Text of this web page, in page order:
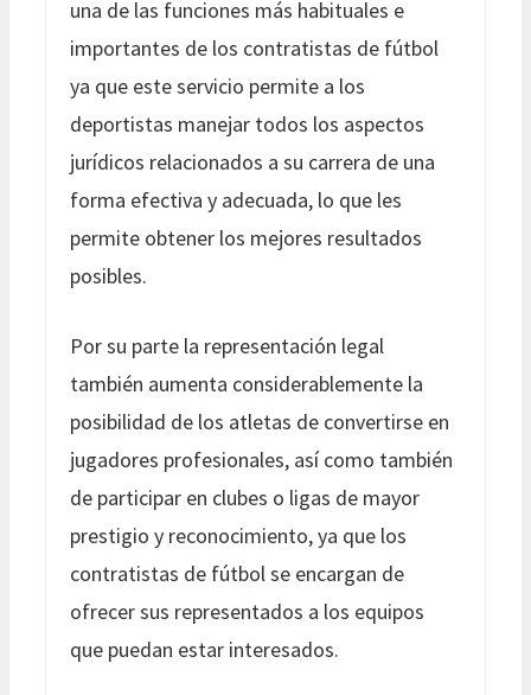
una de las funciones más habituales e
importantes de los contratistas de fútbol
ya que este servicio permite a los
deportistas manejar todos los aspectos
jurídicos relacionados a su carrera de una
forma efectiva y adecuada, lo que les
permite obtener los mejores resultados
posibles.
Por su parte la representación legal
también aumenta considerablemente la
posibilidad de los atletas de convertirse en
jugadores profesionales, así como también
de participar en clubes o ligas de mayor
prestigio y reconocimiento, ya que los
contratistas de fútbol se encargan de
ofrecer sus representados a los equipos
que puedan estar interesados.